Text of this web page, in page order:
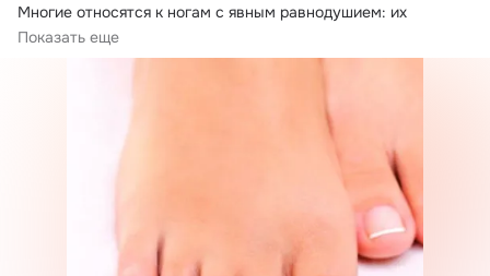
Многие относятся к ногам с явным равнодушием: их
обувают в неудобную, ненатуральную, жаркую...
Показать еще